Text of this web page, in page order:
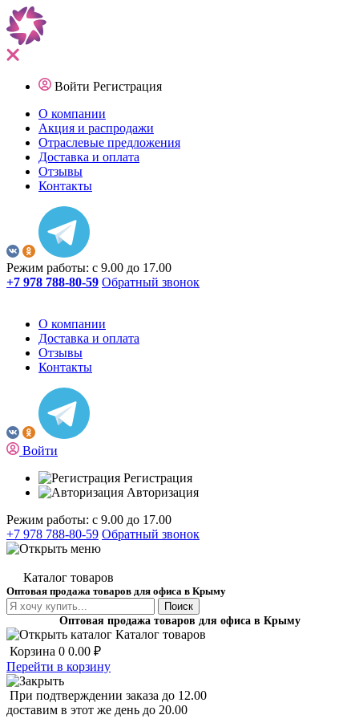
Войти Регистрация
О компании
Акция и распродажи
Отраслевые предложения
Доставка и оплата
Отзывы
Контакты
Режим работы: с 9.00 до 17.00
+7 978 788-80-59 Обратный звонок
О компании
Доставка и оплата
Отзывы
Контакты
Войти
Регистрация
Авторизация
Режим работы: с 9.00 до 17.00
+7 978 788-80-59 Обратный звонок
Каталог товаров
Оптовая продажа товаров для офиса в Крыму
Поиск
Оптовая продажа товаров для офиса в Крыму
Каталог товаров
Корзина 0 0.00 ₽
Перейти в корзину
При подтверждении заказа до 12.00
доставим в этот же день до 20.00